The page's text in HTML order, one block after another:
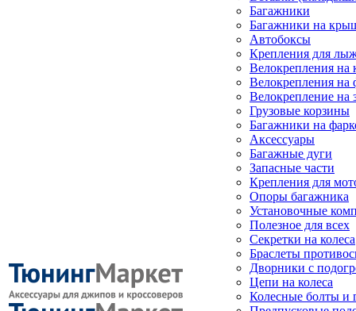
Багажники
Багажники на
Автобоксы
Крепления для
Велокрепления
Велокрепления на
Велокрепление на
Грузовые корзины
Багажники на
Аксессуары
Багажные дуги
Запасные части
Крепления для
Опоры багажника
Установочные
Полезное для всех
Секретки на колеса
Браслеты
Дворники с
Цепи на колеса
Колесные болты и